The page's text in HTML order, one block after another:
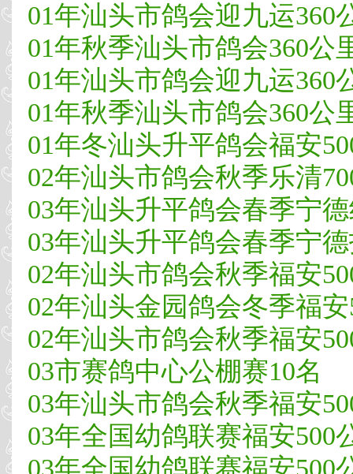
01年汕头市鸽会迎九运360
01年秋季汕头市鸽会360公
01年汕头市鸽会迎九运360
01年秋季汕头市鸽会360公
01年冬汕头升平鸽会福安
02年汕头市鸽会秋季乐清
03年汕头升平鸽会春季宁
03年汕头升平鸽会春季宁
02年汕头市鸽会秋季福安
02年汕头金园鸽会冬季福
02年汕头市鸽会秋季福安
03市赛鸽中心公棚赛10名
03年汕头市鸽会秋季福安
03年全国幼鸽联赛福安500
03年全国幼鸽联赛福安500